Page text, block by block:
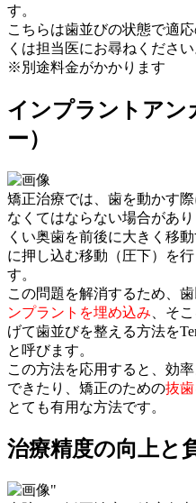
す。
こちらは歯並びの状態で適
くは担当医にお尋ねください
※別途料金がかかります
インプラントアン
ー）
矯正治療では、歯を動かす
なくてはならない場合があ
くい奥歯を前後に大きく移
に押し込む移動（圧下）を
す。
この問題を解消するため、
ンプラントを埋め込み 、そ
げて歯並びを整える方法を
と呼びます。
この方法を応用すると、効
できたり、矯正のための抜
とても有用な方法です。
治療精度の向上と